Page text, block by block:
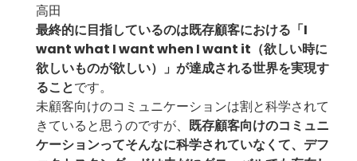
高田
最終的に目指しているのは既存顧客における「I
want what I want when I want it（欲しい時に
欲しいものが欲しい）」が達成される世界を実現す
ることです。
未顧客向けのコミュニケーションは割と科学されて
きていると思うのですが、 既存顧客向けのコミュニ
ケーションってそんなに科学されていなくて、デフ